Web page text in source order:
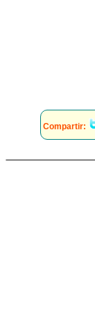
Compartir: